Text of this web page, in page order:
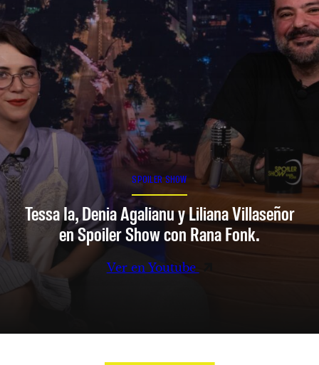
SPOILER SHOW
Tessa Ia, Denia Agalianu y Liliana Villaseñor
en Spoiler Show con Rana Fonk.
Ver en Youtube